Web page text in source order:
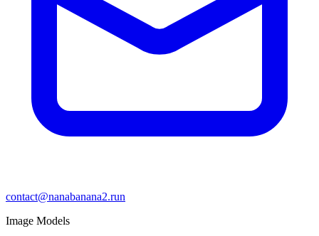
contact@nanabanana2.run
Image Models